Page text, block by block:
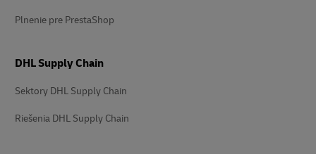
Plnenie pre PrestaShop
DHL Supply Chain
Sektory DHL Supply Chain
Riešenia DHL Supply Chain